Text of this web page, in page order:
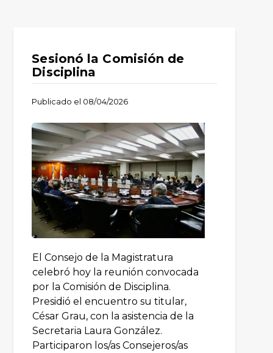
Sesionó la Comisión de
Disciplina
Publicado el 08/04/2026
El Consejo de la Magistratura
celebró hoy la reunión convocada
por la Comisión de Disciplina.
Presidió el encuentro su titular,
César Grau, con la asistencia de la
Secretaria Laura González.
Participaron los/as Consejeros/as